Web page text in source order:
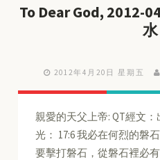
To Dear God, 2012-
水
2012年4月20日 星期五
親愛的天父上帝: QT經文：
光： 17:6 我必在何烈的磐
要擊打磐石，從磐石裡必